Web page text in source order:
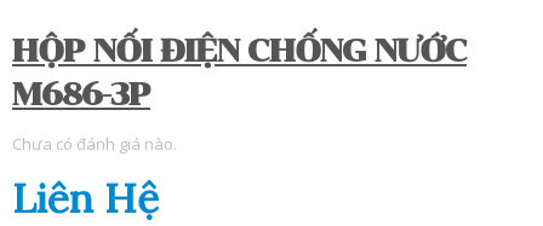
HỘP NỐI ĐIỆN CHỐNG NƯỚC
M686-3P
Chưa có đánh giá nào.
Liên Hệ